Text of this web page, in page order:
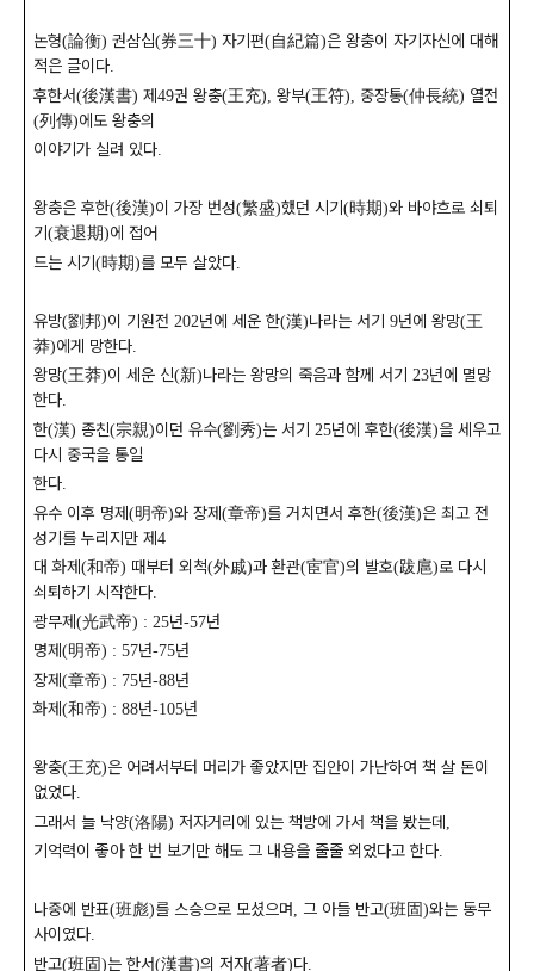
논형(論衡) 권삼십(券三十) 자기편(自紀篇)은 왕충이 자기자신에 대해
적은 글이다.
후한서(後漢書) 제49권 왕충(王充), 왕부(王符), 중장통(仲長統) 열전
(列傳)에도 왕충의
이야기가 실려 있다.
왕충은 후한(後漢)이 가장 번성(繁盛)했던 시기 (時期)와 바야흐로 쇠퇴
기 (衰退期)에 접어
드는 시기(時期)를 모두 살았다.
유방(劉邦)이 기원전 202년에 세운 한(漢)나라는 서기 9년에 왕망(王
莽)에게 망한다.
왕망(王莽)이 세운 신(新)나라는 왕망의 죽음과 함께 서기 23년에 멸망
한다.
한(漢) 종친(宗親)이던 유수(劉秀)는 서기 25년에 후한(後漢)을 세우고
다시 중국을 통일
한다.
유수 이후 명제(明帝)와 장제(章帝)를 거치면서 후한(後漢)은 최고 전
성기를 누리지만 제4
대 화제 (和帝) 때부터 외척(外戚)과 환관(宦官)의 발호(跋扈)로 다시
쇠퇴하기 시작한다.
광무제(光武帝) : 25년-57년
명제 (明帝) : 57년-75년
장제(章帝) : 75년-88년
화제 (和帝) : 88년-105년
왕충(王充)은 어려서부터 머리가 좋았지만 집안이 가난하여 책 살 돈이
없었다.
그래서 늘 낙양(洛陽) 저자거리에 있는 책방에 가서 책을 봤는데
기억력이 좋아 한 번 보기만 해도 그 내용을 줄줄 외었다고 한다.
나중에 반표(班彪)를 스승으로 모셨으며 , 그 아들 반고(班固)와는 동무
사이였다.
반고(班固)는 한서(漢書)의 저자(著者)다.